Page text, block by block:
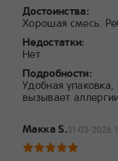
Достоинства:
Хорошая смесь.
Недостатки:
Нет.
Подробности:
Удобная
вызывает
Макка S.31-03-2026